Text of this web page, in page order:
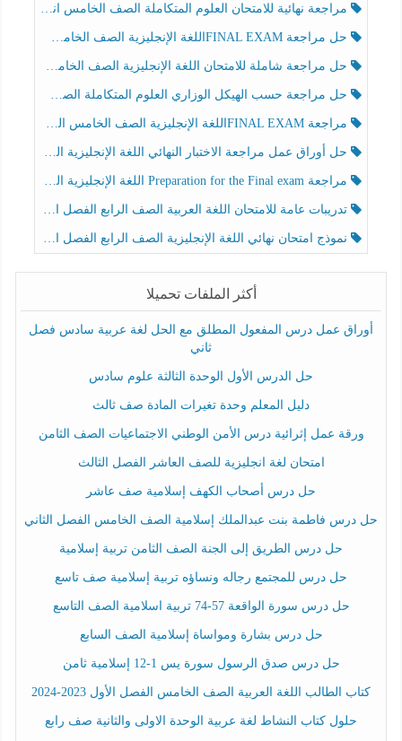
مراجعة نهائية للامتحان العلوم المتكاملة الصف الخامس انسبير الفصل الثالث
حل مراجعة FINAL EXAMاللغة الإنجليزية الصف الخامس الفصل الثالث
حل مراجعة شاملة للامتحان اللغة الإنجليزية الصف الخامس الفصل الثالث
حل مراجعة حسب الهيكل الوزاري العلوم المتكاملة الصف الخامس عام الفصل الثالث
مراجعة FINAL EXAMاللغة الإنجليزية الصف الخامس الفصل الثالث
حل أوراق عمل مراجعة الاختبار النهائي اللغة الإنجليزية الصف الرابع الفصل الثالث
مراجعة Preparation for the Final exam اللغة الإنجليزية الصف الرابع الفصل الثالث
تدريبات عامة للامتحان اللغة العربية الصف الرابع الفصل الثالث
نموذج امتحان نهائي اللغة الإنجليزية الصف الرابع الفصل الثالث
أكثر الملفات تحميلا
أوراق عمل درس المفعول المطلق مع الحل لغة عربية سادس فصل
ثاني
حل الدرس الأول الوحدة الثالثة علوم سادس
دليل المعلم وحدة تغيرات المادة صف ثالث
ورقة عمل إثرائية درس الأمن الوطني الاجتماعيات الصف الثامن
امتحان لغة انجليزية للصف العاشر الفصل الثالث
حل درس أصحاب الكهف إسلامية صف عاشر
حل درس فاطمة بنت عبدالملك إسلامية الصف الخامس الفصل الثاني
حل درس الطريق إلى الجنة الصف الثامن تربية إسلامية
حل درس للمجتمع رجاله ونساؤه تربية إسلامية صف تاسع
حل درس سورة الواقعة 57-74 تربية اسلامية الصف التاسع
حل درس بشارة ومواساة إسلامية الصف السابع
حل درس صدق الرسول سورة يس 1-12 إسلامية ثامن
كتاب الطالب اللغة العربية الصف الخامس الفصل الأول 2023-2024
حلول كتاب النشاط لغة عربية الوحدة الاولى والثانية صف رابع